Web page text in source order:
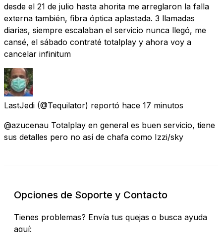
desde el 21 de julio hasta ahorita me arreglaron la falla
externa también, fibra óptica aplastada. 3 llamadas
diarias, siempre escalaban el servicio nunca llegó, me
cansé, el sábado contraté totalplay y ahora voy a
cancelar infinitum
LastJedi (@Tequilator) reportó hace 17 minutos
@azucenau Totalplay en general es buen servicio, tiene
sus detalles pero no así de chafa como Izzi/sky
Opciones de Soporte y Contacto
Tienes problemas? Envía tus quejas o busca ayuda
aquí: